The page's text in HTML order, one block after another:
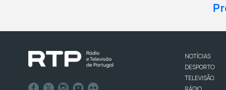
NOTÍCIAS
DESPORTO
TELEVISÃO